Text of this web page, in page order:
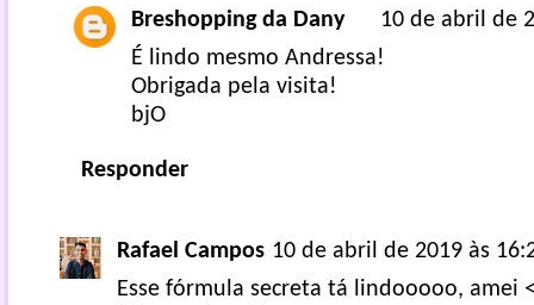
Breshopping da Dany
10 de abril de
É lindo mesmo Andressa!
Obrigada pela visita!
bjO
Responder
Rafael Campos 10 de abril de 2019 às
Esse fórmula secreta tá lindooooo, amei